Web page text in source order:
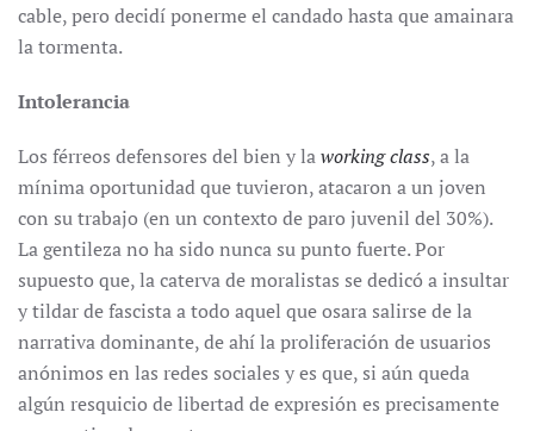
cable, pero decidí ponerme el candado hasta que amainara
la tormenta.
Intolerancia
Los férreos defensores del bien y laworking class, a la
mínima oportunidad que tuvieron, atacaron a un joven
con su trabajo (en un contexto de paro juvenil del 30%).
La gentileza no ha sido nunca su punto fuerte. Por
supuesto que, la caterva de moralistas se dedicó a insultar
y tildar de fascista a todo aquel que osara salirse de la
narrativa dominante, de ahí la proliferación de usuarios
anónimos en las redes sociales y es que, si aún queda
algún resquicio de libertad de expresión es precisamente